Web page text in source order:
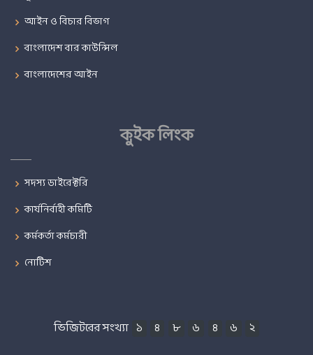
আইন ও বিচার বিভাগ
বাংলাদেশ বার কাউন্সিল
বাংলাদেশের আইন
কুইক লিংক
সদস্য ডাইরেক্টরি
কার্যনির্বাহী কমিটি
কর্মকর্তা কর্মচারী
নোটিশ
ভিজিটরের সংখ্যা ১ ৪ ৮ ৬ ৪ ৬ ২